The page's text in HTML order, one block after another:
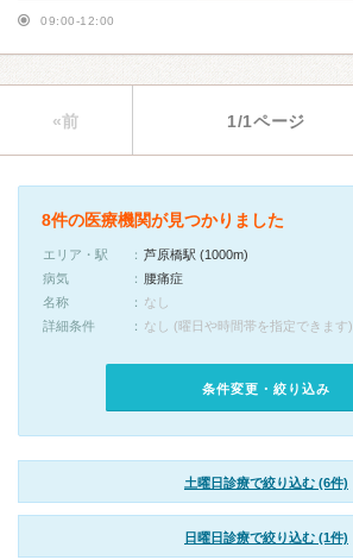
09:00-12:00
«前 1/1ページ
8件の医療機関が見つかりました
エリア・駅
芦原橋駅 (1000m)
病気
腰痛症
名称
なし
詳細条件
なし (曜日や時間帯を指定できます)
条件変更・絞り込み
土曜日診療で絞り込む (6件)
日曜日診療で絞り込む (1件)